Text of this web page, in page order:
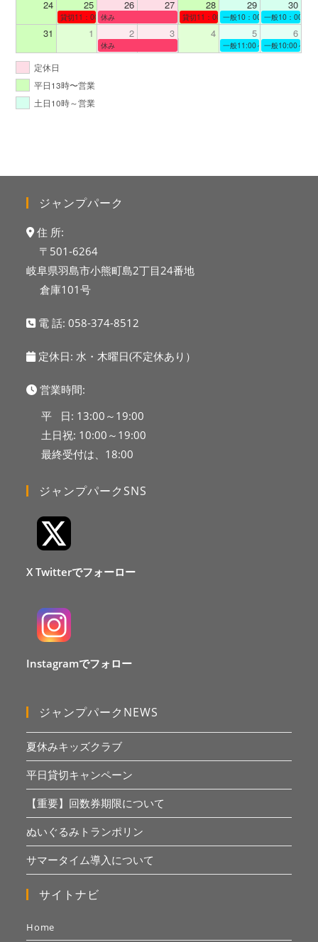
24 25 26 27 28 29 30
貸切11：00～12：00
休み 貸切11：00～12：00一般10：00～19：00
一般10：00～
31 1 2 3 4 5 6
休み 一般11:00～19:00一般10:00～
定休日
平日13時〜営業
土日10時～営業
ジャンプパーク
住 所:
〒501-6264
岐阜県羽島市小熊町島2丁目24番地
倉庫101号
電 話:058-374-8512
定休日: 水・木曜日(不定休あり）
営業時間:
平 日: 13:00～19:00
土日祝: 10:00～19:00
最終受付は、18:00
ジャンプパークSNS
X Twitterでフォーロー
Instagramでフォロー
ジャンプパークNEWS
夏休みキッズクラブ
平日貸切キャンペーン
【重要】回数券期限について
ぬいぐるみトランポリン
サマータイム導入について
サイトナビ
Home